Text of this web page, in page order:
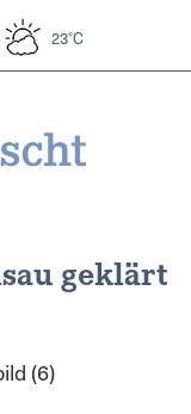
23°C
geklärt